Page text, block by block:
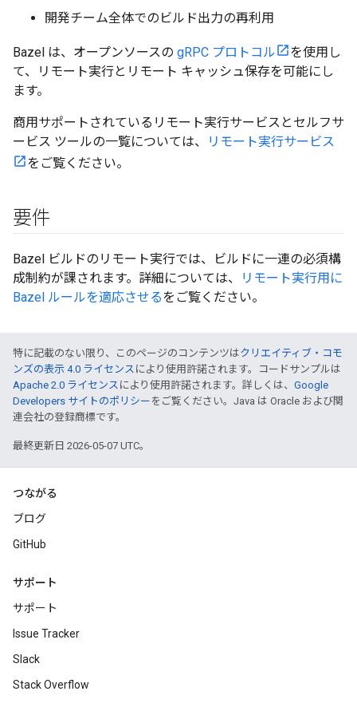
開発チーム全体でのビルド出力の再利用
Bazel は、オープンソースの gRPC プロトコル
を使用し
て、リモート実行とリモート キャッシュ保存を可能にし
ます。
商用サポートされているリモート実行サービスとセルフサ
ービス ツールの一覧については、
リモート実行サービス
をご覧ください。
要件
Bazel ビルドのリモート実行では、ビルドに一連の必須構
成制約が課されます。詳細については、
リモート実行用に
Bazel ルールを適応させるをご覧ください。
特に記載のない限り、このページのコンテンツはクリエイティブ・コモ
ンズの表示 4.0 ライセンス により使用許諾されます。コードサンプルは
Apache 2.0 ライセンス により使用許諾されます。詳しくは、 Google
Developers サイトのポリシー をご覧ください。Java は Oracle および関
連会社の登録商標です。
最終更新日 2026-05-07 UTC。
つながる
ブログ
GitHub
サポート
サポート
Issue Tracker
Slack
Stack Overflow